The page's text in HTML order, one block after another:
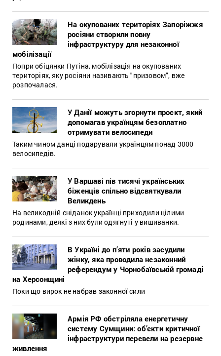
На окупованих територіях Запоріжжя
росіяни створили повну
інфраструктуру для незаконної
мобілізації
Попри обіцянки Путіна, мобілізація на окупованих
територіях, яку росіяни називають "призовом", вже
розпочалася.
У Данії можуть згорнути проєкт, який
допомагав українцям безоплатно
отримувати велосипеди
Таким чином данці подарували українцям понад 3000
велосипедів.
У Варшаві пів тисячі українських
біженців спільно відсвяткували
Великдень
На великодній сніданок українці приходили цілими
родинами, деякі з них були одягнуті у вишиванки.
В Україні до п’яти років засудили
жінку, яка проводила незаконний
референдум у Чорнобаївській громаді
на Херсонщині
Поки що вирок не набрав законної сили
Армія РФ обстріляла енергетичну
систему Сумщини: об’єкти критичної
інфраструктури перевели на резервне
живлення